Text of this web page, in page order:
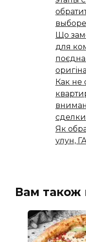
Що
для
Как не
сделки
Як
улун,
Вам також